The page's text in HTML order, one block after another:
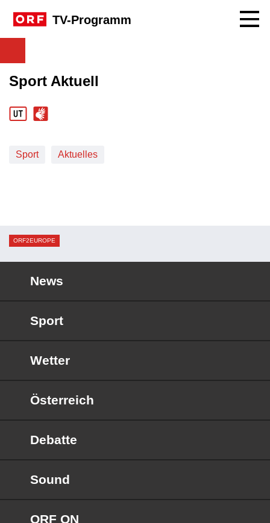
TV-Programm
Sport Aktuell
Sport Aktuelles
ORF2EUROPE
News
Sport
Wetter
Österreich
Debatte
Sound
ORF ON